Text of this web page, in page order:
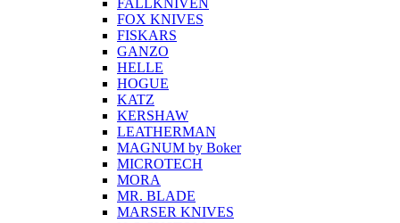
FALLKNIVEN
FOX KNIVES
FISKARS
GANZO
HELLE
HOGUE
KATZ
KERSHAW
LEATHERMAN
MAGNUM by Boker
MICROTECH
MORA
MR. BLADE
MARSER KNIVES